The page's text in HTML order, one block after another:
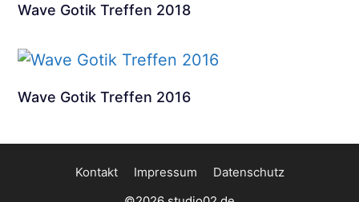
Wave Gotik Treffen 2018
Wave Gotik Treffen 2016
Kontakt Impressum
Datenschutz